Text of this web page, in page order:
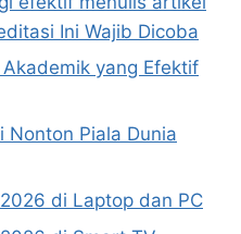
Ini Wajib Dicoba
yang Efektif
Nonton Piala Dunia
di Laptop dan PC